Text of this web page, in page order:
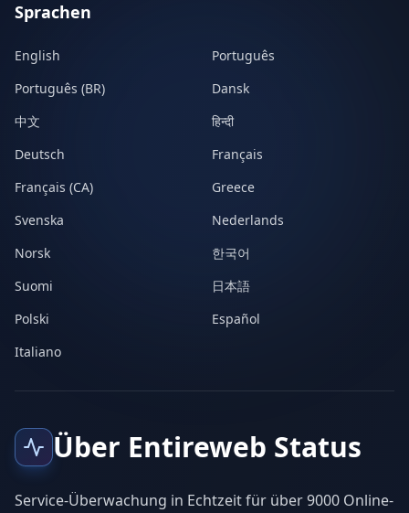
Sprachen
English
Português
Português (BR)
Dansk
中文
हिन्दी
Deutsch
Français
Français (CA)
Greece
Svenska
Nederlands
Norsk
한국어
Suomi
日本語
Polski
Español
Italiano
Über Entireweb Status
Service-Überwachung in Echtzeit für über 9000 Online-